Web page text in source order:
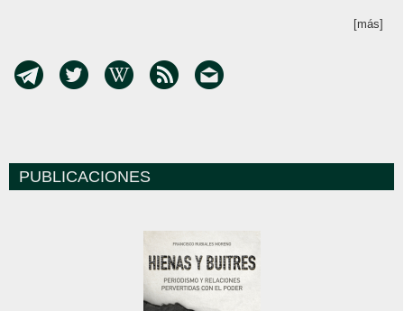
[más]
PUBLICACIONES